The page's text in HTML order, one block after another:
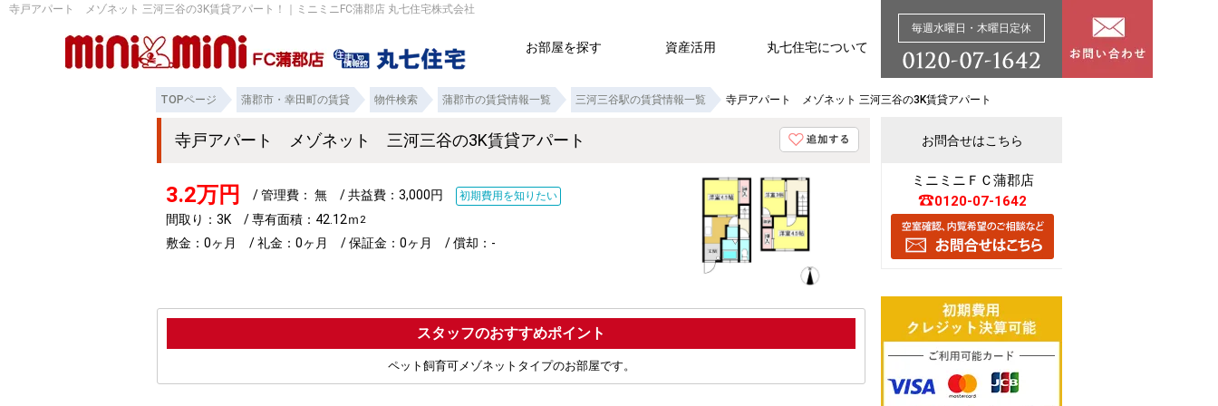
寺戸アパート メゾネット 三河三谷の3K賃貸アパート！｜ミニミニFC蒲郡店 丸七住宅株式会社
お部屋を探す 資産活用 丸七住宅について
毎週水曜日・木曜日定休
TOPページ 蒲郡市・幸田町の賃貸 物件検索 蒲郡市の賃貸情報一覧 三河三谷駅の賃貸情報一覧 寺戸アパート メゾネット 三河三谷の3K賃貸アパート
寺戸アパート メゾネット 三河三谷の3K賃貸アパート
3.2万円 / 管理費： 無 / 共益費：3,000円 初期費用を知りたい
間取り：3K / 専有面積：42.12ｍ 2
敷金：0ヶ月 / 礼金：0ヶ月 / 保証金：0ヶ月 / 償却：-
ポイント
ペット飼育可メゾネットタイプのお部屋です。
お問合せはこちら
ミニミニＦＣ蒲郡店
0120-07-1642